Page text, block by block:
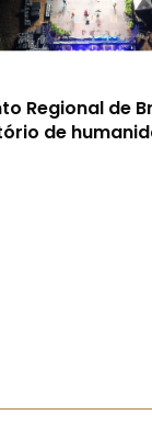
Regional de
de